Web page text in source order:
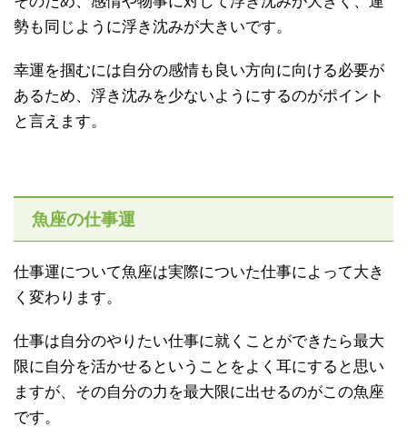
勢も同じように浮き沈みが大きいです。
幸運を掴むには自分の感情も良い方向に向ける必要が
あるため、浮き沈みを少ないようにするのがポイント
と言えます。
魚座の仕事運
仕事運について魚座は実際についた仕事によって大き
く変わります。
仕事は自分のやりたい仕事に就くことができたら最大
限に自分を活かせるということをよく耳にすると思い
ますが、その自分の力を最大限に出せるのがこの魚座
です。